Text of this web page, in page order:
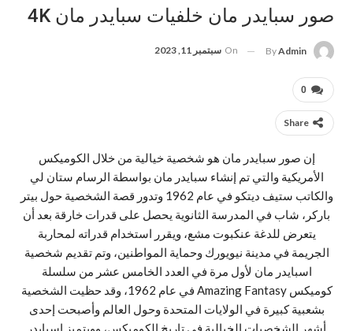
صور سبايدر مان خلفيات سبايدر مان 4K
ByAdmin
On سبتمبر 11, 2023
0
Share
إن صور سبايدر مان هو شخصية خيالية من خلال الكوميكس
الأمريكية والتي تم إنشاء سبايدر مان بواسطة الرسام ستان لي
والكاتب ستيف ديتكو في عام 1962 وتدور قصة الشخصية حول بيتر
باركر، شاب في المدرسة الثانوية يحصل على قدرات خارقة بعد أن
يتعرض للدغة عنكبوت مشع، ويقرر استخدام قدراته لمحاربة
الجريمة في مدينة نيويورك وحماية المواطنين، وتم تقديم شخصية
اسبايدر مان لأول مرة في العدد الخامس عشر من سلسلة
كوميكس Amazing Fantasy في عام 1962، وقد حظيت الشخصية
بشعبية كبيرة في الولايات المتحدة وحول العالم وأصبحت إحدى
أشهر الشخصيات الخيالية في تاريخ الكوميكس، وويتميز اسبايدر